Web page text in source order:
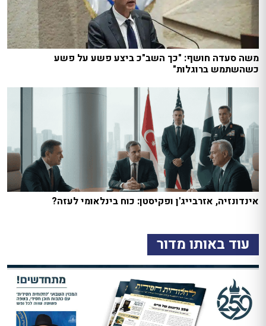
משה סעדה חושף: "כך השב"כ ביצע פשע על פשע
כשהשתמש ברוגלות"
אינדונזיה, אזרבייג'ן ופקיסטן: כוח בינלאומי לעזה?
עוד באותו מדור